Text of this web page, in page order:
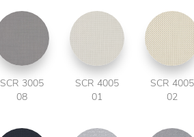
SCR 3005
08
SCR 4005
01
SCR 4005
02